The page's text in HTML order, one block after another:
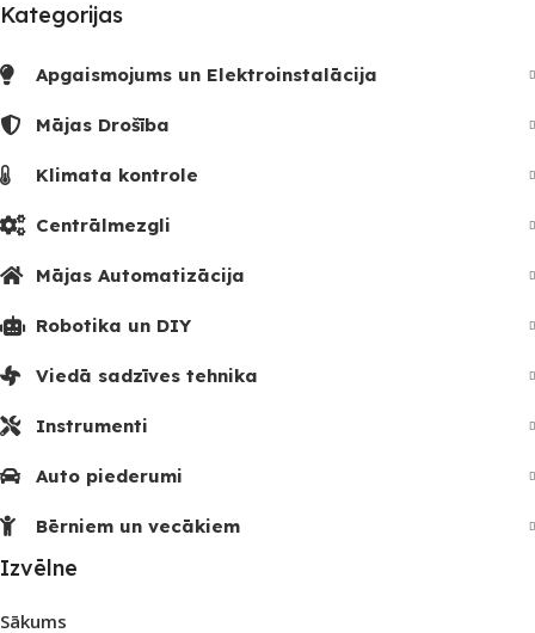
Kategorijas
Apgaismojums un Elektroinstalācija
Mājas Drošība
Klimata kontrole
Centrālmezgli
Mājas Automatizācija
Robotika un DIY
Viedā sadzīves tehnika
Instrumenti
Auto piederumi
Bērniem un vecākiem
Izvēlne
Sākums